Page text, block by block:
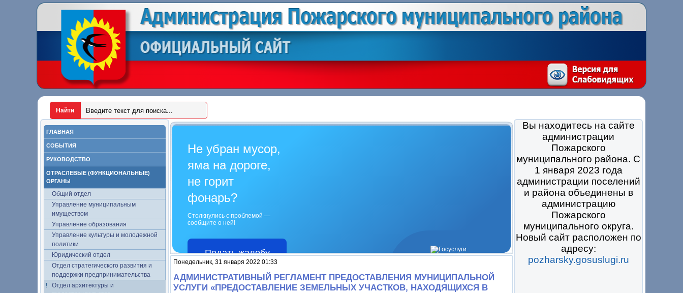
ГЛАВНАЯ
СОБЫТИЯ
РУКОВОДСТВО
ОТРАСЛЕВЫЕ (ФУНКЦИОНАЛЬНЫЕ)
ОРГАНЫ
Общий отдел
Управление муниципальным
имуществом
Управление образования
Управление культуры и молодежной
политики
Юридический отдел
Отдел стратегического развития и
поддержки предпринимательства
Отдел архитектуры и
Вы находитесь на сайте
администрации
Пожарского
муниципального района. С
1 января 2023 года
администрации поселений
и района объединены в
администрацию
Пожарского
муниципального округа.
Новый сайт расположен по
адресу:
pozharsky.gosuslugi.ru
Не убран мусор,
яма на дороге,
не горит
фонарь?
Столкнулись с проблемой —
сообщите о ней!
Подать жалобу
Понедельник, 31 января 2022 01:33
АДМИНИСТРАТИВНЫЙ РЕГЛАМЕНТ ПРЕДОСТАВЛЕНИЯ МУНИЦИПАЛЬНОЙ
УСЛУГИ «ПРЕДОСТАВЛЕНИЕ ЗЕМЕЛЬНЫХ УЧАСТКОВ, НАХОДЯЩИХСЯ В